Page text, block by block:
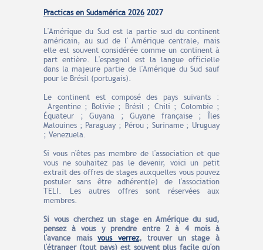
Practicas en Sudamérica 2026 2027
L'Amérique du Sud est la partie sud du continent
américain, au sud de l' Amérique centrale, mais
elle est souvent considérée comme un continent à
part entière. L'espagnol est la langue officielle
dans la majeure partie de l'Amérique du Sud sauf
pour le Brésil (portugais).
Le continent est composé des pays suivants :
Argentine ; Bolivie ; Brésil ; Chili ; Colombie ;
Équateur ; Guyana ; Guyane française ; Îles
Malouines ; Paraguay ; Pérou ; Suriname ; Uruguay
; Venezuela.
Si vous n'êtes pas membre de l'association et que
vous ne souhaitez pas le devenir, voici un petit
extrait des offres de stages auxquelles vous pouvez
postuler sans être adhérent(e) de l'association
TELI. Les autres offres sont réservées aux
membres.
Si vous cherchez un stage en Amérique du sud,
pensez à vous y prendre entre 2 à 4 mois à
l'avance maisvous verrez, trouver un stage à
l'étranger (tout pays) est souvent plus facile qu'on